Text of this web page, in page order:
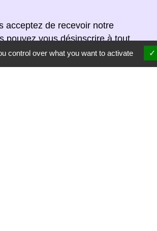
acceptez de recevoir notre
pouvez vous désinscrire à tout
dans chaque newsletter
control over what you want to activate